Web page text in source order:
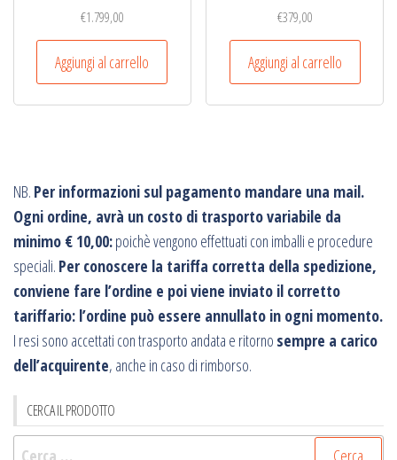
€1.799,00
Aggiungi al carrello
€379,00
Aggiungi al carrello
NB. Per informazioni sul pagamento mandare una mail.
Ogni ordine, avrà un costo di trasporto variabile da
minimo € 10,00:poichè vengono effettuati con imballi e procedure
speciali. Per conoscere la tariffa corretta della spedizione,
conviene fare l’ordine e poi viene inviato il corretto
tariffario: l’ordine può essere annullato in ogni momento.
I resi sono accettati con trasporto andata e ritorno sempre a carico
dell’acquirente, anche in caso di rimborso.
CERCA IL PRODOTTO
Ricerca